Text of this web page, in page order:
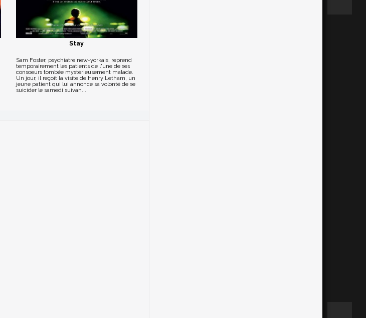
Stay
Sam Foster, psychiatre new-yorkais, reprend
temporairement les patients de l'une de ses
consoeurs tombée mystérieusement malade.
Un jour, il reçoit la visite de Henry Letham, un
jeune patient qui lui annonce sa volonté de se
suicider le samedi suivan...